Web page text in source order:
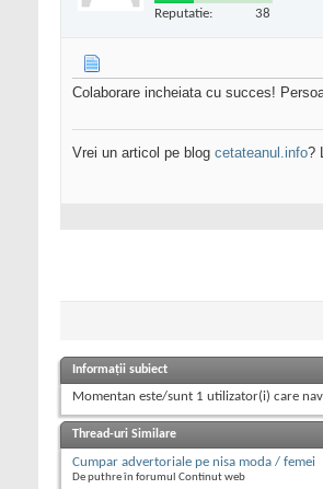
Reputatie: 38
Colaborare incheiata cu succes!
Vrei un articol pe blog cetateanul.info?
Informații subiect
Momentan este/sunt 1 utilizator(i) care
Thread-uri Similare
Cumpar advertoriale pe nisa moda / femei
De puthre în forumul Continut web